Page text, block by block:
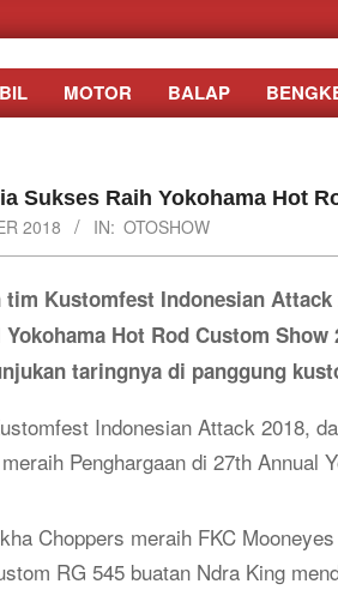
MOTOR BALAP
Sukses Raih Yokohama Hot
2018 IN: OTOSHOW
tim Kustomfest Indonesian
Hot Rod Custom
taringnya di panggung
Indonesian Attack 2018,
Penghargaan di 27th Annual
Choppers meraih FKC
RG 545 buatan Ndra King